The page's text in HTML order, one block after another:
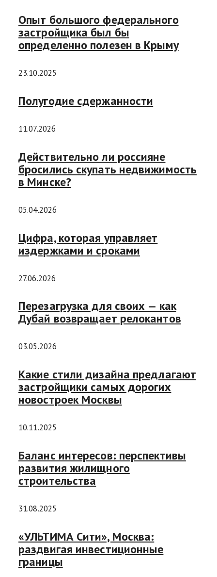
Опыт большого федерального
застройщика был бы
определенно полезен в Крыму
23.10.2025
Полугодие сдержанности
11.07.2026
Действительно ли россияне
бросились скупать недвижимость
в Минске?
05.04.2026
Цифра, которая управляет
издержками и сроками
27.06.2026
Перезагрузка для своих — как
Дубай возвращает релокантов
03.05.2026
Какие стили дизайна предлагают
застройщики самых дорогих
новостроек Москвы
10.11.2025
Баланс интересов: перспективы
развития жилищного
строительства
31.08.2025
«УЛЬТИМА Сити», Москва:
раздвигая инвестиционные
границы